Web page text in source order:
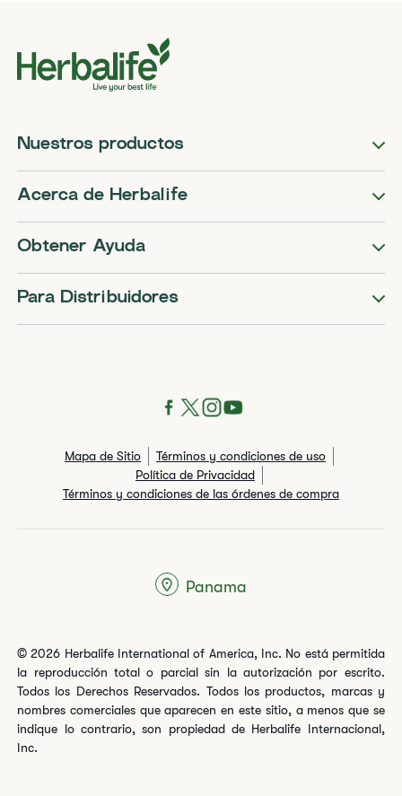
Nuestros productos
Acerca de Herbalife
Obtener Ayuda
Para Distribuidores
Mapa de Sitio
Términos y condiciones de uso
Política de Privacidad
Términos y condiciones de las órdenes de compra
© 2026 Herbalife International of America, Inc. No está permitida
la reproducción total o parcial sin la autorización por escrito.
Todos los Derechos Reservados. Todos los productos, marcas y
nombres comerciales que aparecen en este sitio, a menos que se
indique lo contrario, son propiedad de Herbalife Internacional,
Inc.
Panama